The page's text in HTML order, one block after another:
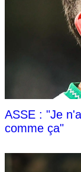
ASSE : "Je
comme ça"